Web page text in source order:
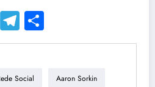
RedditTelegram
Social Aaron Sorkin